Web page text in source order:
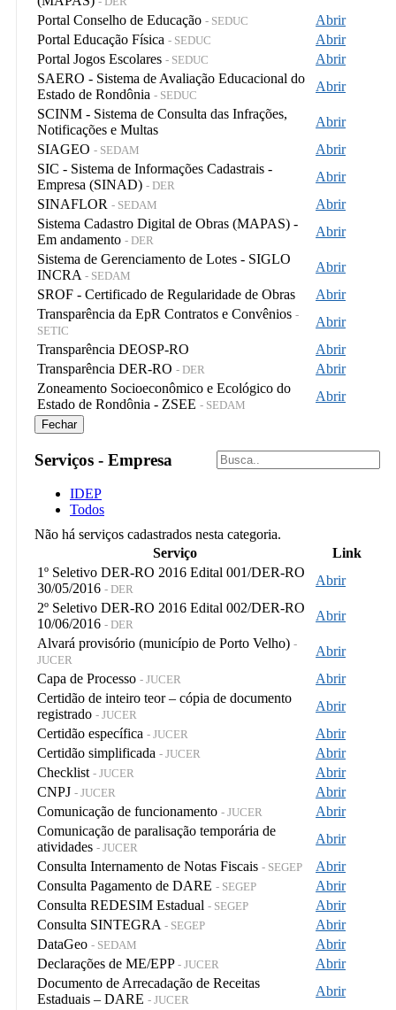
Portal Conselho de Educação - SEDUC
Abrir
Portal Educação Física - SEDUC
Abrir
Portal Jogos Escolares - SEDUC
Abrir
SAERO - Sistema de Avaliação Educacional do
Estado de Rondônia - SEDUC
Abrir
SCINM - Sistema de Consulta das Infrações,
Notificações e Multas
Abrir
SIAGEO - SEDAM
Abrir
SIC - Sistema de Informações Cadastrais -
Empresa (SINAD) - DER
Abrir
SINAFLOR - SEDAM
Abrir
Sistema Cadastro Digital de Obras (MAPAS) -
Em andamento - DER
Abrir
Sistema de Gerenciamento de Lotes - SIGLO
INCRA - SEDAM
Abrir
SROF - Certificado de Regularidade de Obras
Abrir
Transparência da EpR Contratos e Convênios -
SETIC
Abrir
Transparência DEOSP-RO
Abrir
Transparência DER-RO - DER
Abrir
Zoneamento Socioeconômico e Ecológico do
Estado de Rondônia - ZSEE - SEDAM
Abrir
Fechar
Serviços - Empresa
IDEP
Todos
Não há serviços cadastrados nesta categoria.
Serviço
Link
1º Seletivo DER-RO 2016 Edital 001/DER-RO
30/05/2016 - DER
Abrir
2º Seletivo DER-RO 2016 Edital 002/DER-RO
10/06/2016 - DER
Abrir
Alvará provisório (município de Porto Velho) -
JUCER
Abrir
Capa de Processo - JUCER
Abrir
Certidão de inteiro teor – cópia de documento
registrado - JUCER
Abrir
Certidão específica - JUCER
Abrir
Certidão simplificada - JUCER
Abrir
Checklist - JUCER
Abrir
CNPJ - JUCER
Abrir
Comunicação de funcionamento - JUCER
Abrir
Comunicação de paralisação temporária de
atividades - JUCER
Abrir
Consulta Internamento de Notas Fiscais - SEGEP
Abrir
Consulta Pagamento de DARE - SEGEP
Abrir
Consulta REDESIM Estadual - SEGEP
Abrir
Consulta SINTEGRA - SEGEP
Abrir
DataGeo - SEDAM
Abrir
Declarações de ME/EPP - JUCER
Abrir
Documento de Arrecadação de Receitas
Estaduais – DARE - JUCER
Abrir